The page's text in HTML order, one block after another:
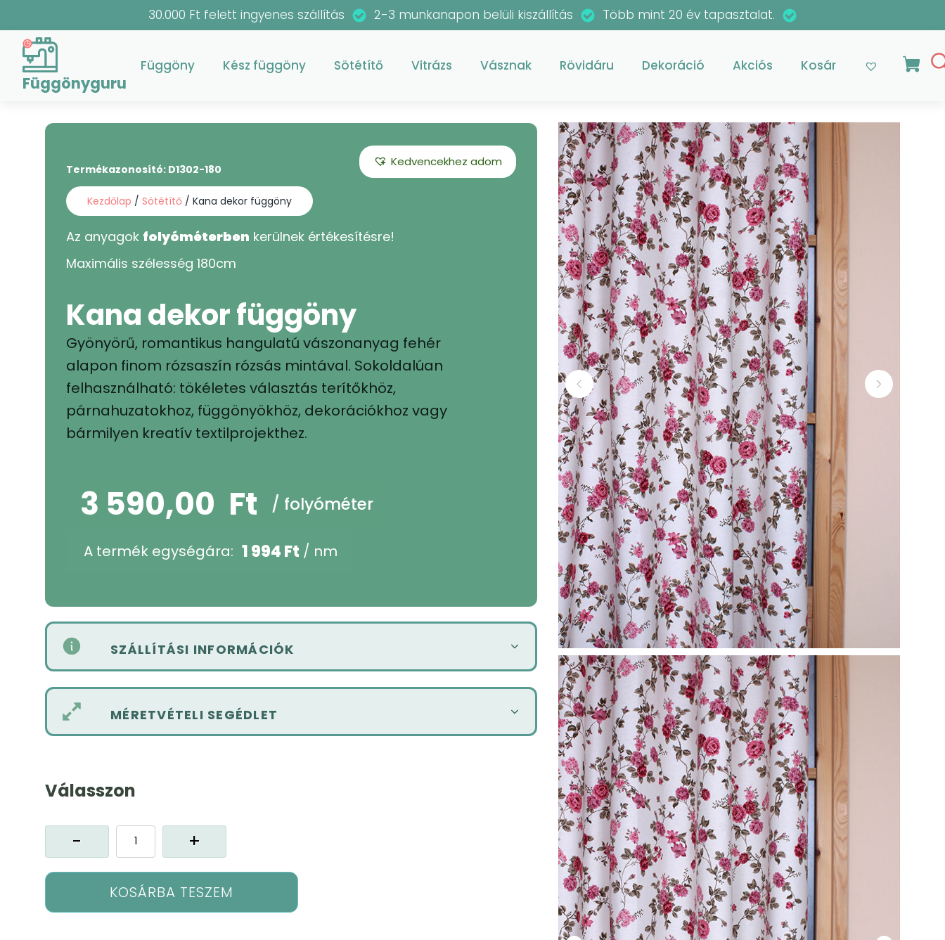
30.000 Ft felett ingyenes szállítás 2-3 munkanapon belüli kiszállítás Több mint 20 év tapasztalat.
Függönyguru
Függöny Kész függöny Sötétítő Vitrázs Vásznak Rövidáru Dekoráció Akciós Kosár
Kedvencekhez adom
Termékazonosító: D1302-180
Kezdőlap / Sötétítő / Kana dekor függöny
Az anyagok folyóméterben kerülnek értékesítésre!
Maximális szélesség 180cm
Kana dekor függöny
Gyönyörű, romantikus hangulatú vászonanyag fehér
alapon finom rózsaszín rózsás mintával. Sokoldalúan
felhasználható: tökéletes választás terítőkhöz,
párnahuzatokhoz, függönyökhöz, dekorációkhoz vagy
bármilyen kreatív textilprojekthez.
3 590,00 Ft / folyóméter
A termék egységára: 1 994Ft / nm
SZÁLLÍTÁSI INFORMÁCIÓK
MÉRETVÉTELI SEGÉDLET
Válasszon
függöny
KOSÁRBA TESZEM